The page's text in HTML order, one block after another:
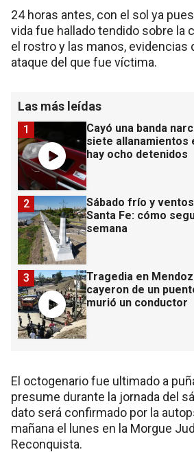
24 horas antes, con el sol ya
vida fue hallado tendido sobre la
el rostro y las manos, evidencias
ataque del que fue víctima.
Las más leídas
Cayó una banda
siete allanamientos
hay ocho detenidos
1
Sábado frío y
Santa Fe: cómo
semana
2
Tragedia en
cayeron de un
murió un conductor
3
El octogenario fue ultimado a
presume durante la jornada del
dato será confirmado por la
mañana el lunes en la Morgue
Reconquista.